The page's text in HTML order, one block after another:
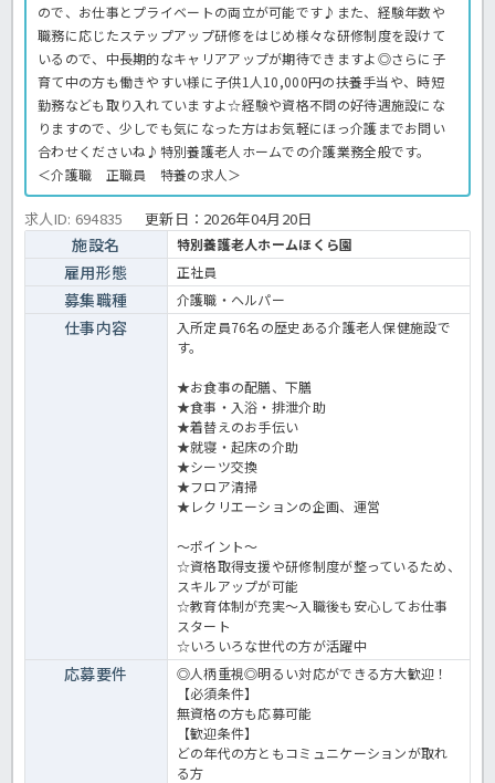
ので、お仕事とプライベートの両立が可能です♪また、経験年数や
職務に応じたステップアップ研修をはじめ様々な研修制度を設けて
いるので、中長期的なキャリアアップが期待できますよ◎さらに子
育て中の方も働きやすい様に子供1人10,000円の扶養手当や、時短
勤務なども取り入れていますよ☆経験や資格不問の好待遇施設にな
りますので、少しでも気になった方はお気軽にほっ介護までお問い
合わせくださいね♪特別養護老人ホームでの介護業務全般です。
＜介護職 正職員 特養の求人＞
求人ID: 694835 更新日： 2026年04月20日
施設名 特別養護老人ホームほくら園
雇用形態 正社員
募集職種 介護職・ヘルパー
仕事内容
入所定員76名の歴史ある介護老人保健施設で
す。
★お食事の配膳、下膳
★食事・入浴・排泄介助
★着替えのお手伝い
★就寝・起床の介助
★シーツ交換
★フロア清掃
★レクリエーションの企画、運営
～ポイント～
☆資格取得支援や研修制度が整っているため、
スキルアップが可能
☆教育体制が充実～入職後も安心してお仕事
スタート
☆いろいろな世代の方が活躍中
応募要件
◎人柄重視◎明るい対応ができる方大歓迎！
【必須条件】
無資格の方も応募可能
【歓迎条件】
どの年代の方ともコミュニケーションが取れ
る方